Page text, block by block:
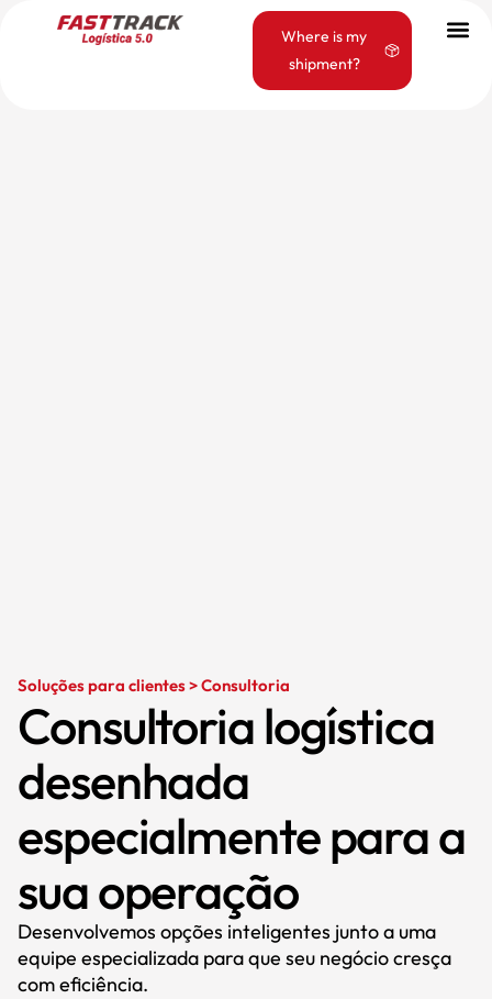
Where is my
shipment?
Soluções para clientes > Consultoria
Consultoria logística
desenhada
especialmente para a
sua operação
Desenvolvemos opções inteligentes junto a uma
equipe especializada para que seu negócio cresça
com eficiência.